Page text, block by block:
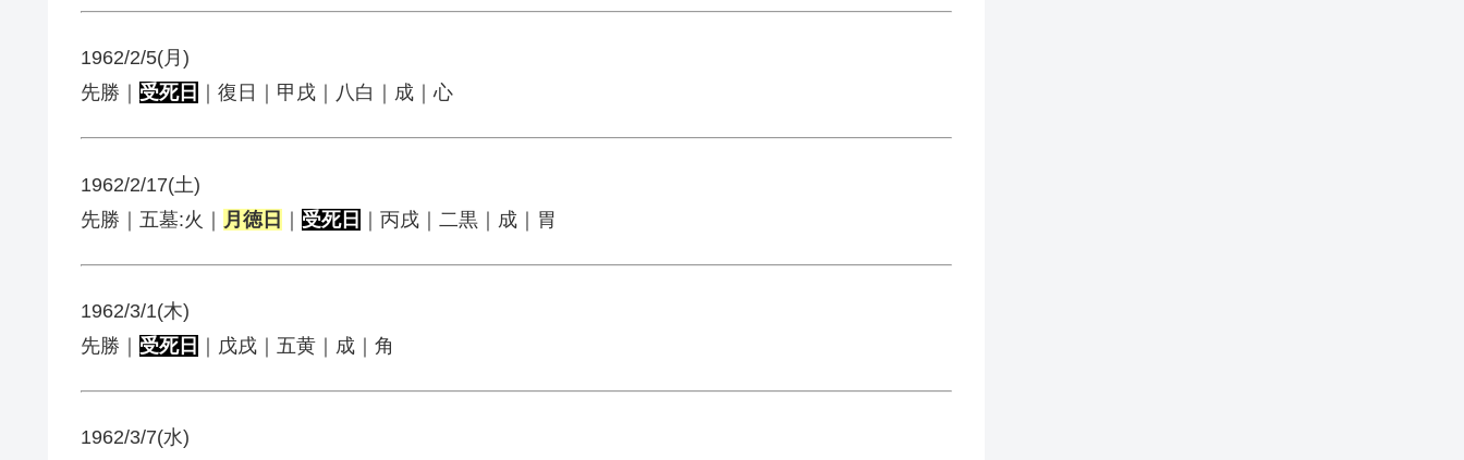
1962/2/5(月)
先勝｜ 受死日 ｜復日｜甲戌｜八白｜成｜心
1962/2/17(土)
先勝｜五墓:火｜ 月徳日 ｜ 受死日 ｜丙戌｜二黒｜成｜胃
1962/3/1(木)
先勝｜ 受死日 ｜戊戌｜五黄｜成｜角
1962/3/7(水)